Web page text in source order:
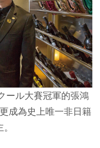
ール大賽冠軍的張鴻
成為史上唯一非日籍